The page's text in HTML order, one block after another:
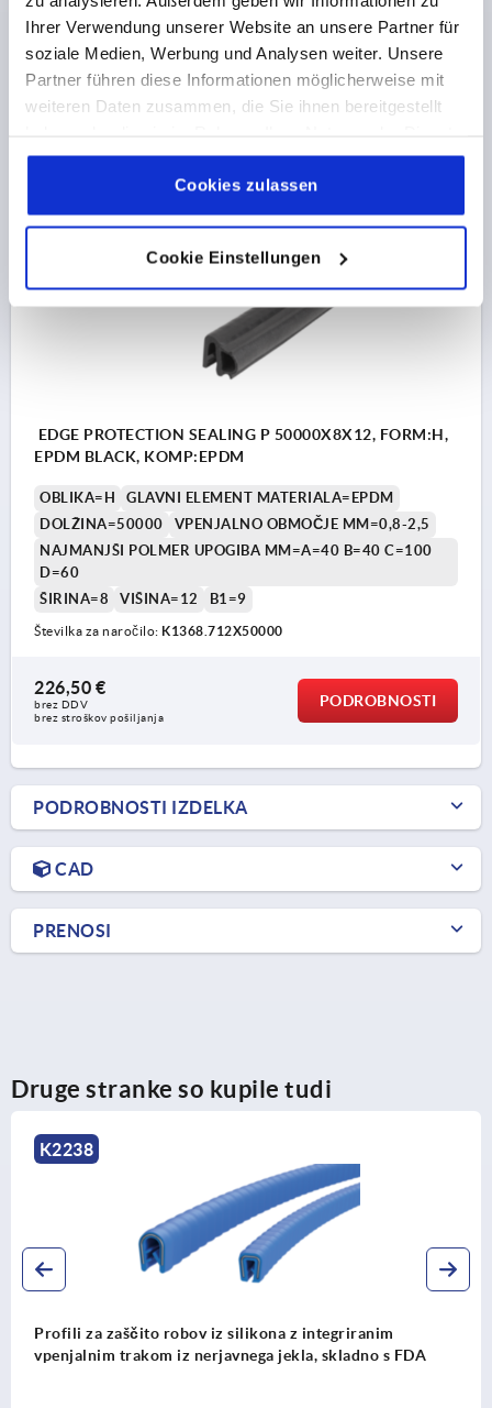
Ihrer Verwendung unserer Website an unsere Partner für
soziale Medien, Werbung und Analysen weiter. Unsere
Partner führen diese Informationen möglicherweise mit
weiteren Daten zusammen, die Sie ihnen bereitgestellt
gesammelt haben.Cookie Richtlinien
Datenschutz|AGB
Cookies zulassen
Cookie Einstellungen
D=60
ŠIRINA=8
VIŠINA=12 B1=9
91,67 €
EDGE PROTECTION SEALING P 50000X8X12, FORM:H,
EPDM BLACK, KOMP:EPDM
OBLIKA=H
GLAVNI ELEMENT MATERIALA=EPDM
DOLŽINA=50000
VPENJALNO OBMOČJE MM=0,8-2,5
NAJMANJŠI POLMER UPOGIBA MM=A=40 B=40 C=100
D=60
ŠIRINA=8
VIŠINA=12 B1=9
Številka za naročilo: K1368.712X50000
226,50 €
brez DDV
brez stroškov pošiljanja
PODROBNOSTI
PODROBNOSTI IZDELKA
CAD
PRENOSI
Druge stranke so kupile tudi
s FDA
zaščitni profili robov z integriranim
trakom